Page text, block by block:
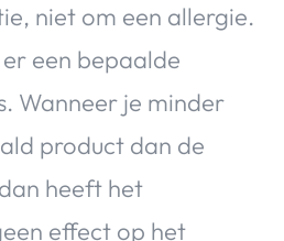
niet om een allergie.
een bepaalde
Wanneer je minder
product dan de
heeft het
effect op het